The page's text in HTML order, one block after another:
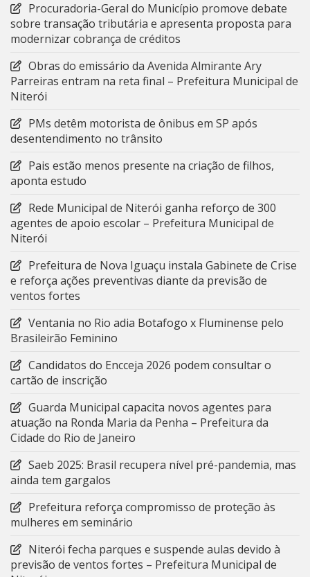
Procuradoria-Geral do Município promove debate
sobre transação tributária e apresenta proposta para
modernizar cobrança de créditos
Obras do emissário da Avenida Almirante Ary
Parreiras entram na reta final – Prefeitura Municipal de
Niterói
PMs detêm motorista de ônibus em SP após
desentendimento no trânsito
Pais estão menos presente na criação de filhos,
aponta estudo
Rede Municipal de Niterói ganha reforço de 300
agentes de apoio escolar – Prefeitura Municipal de
Niterói
Prefeitura de Nova Iguaçu instala Gabinete de Crise
e reforça ações preventivas diante da previsão de
ventos fortes
Ventania no Rio adia Botafogo x Fluminense pelo
Brasileirão Feminino
Candidatos do Encceja 2026 podem consultar o
cartão de inscrição
Guarda Municipal capacita novos agentes para
atuação na Ronda Maria da Penha – Prefeitura da
Cidade do Rio de Janeiro
Saeb 2025: Brasil recupera nível pré-pandemia, mas
ainda tem gargalos
Prefeitura reforça compromisso de proteção às
mulheres em seminário
Niterói fecha parques e suspende aulas devido à
previsão de ventos fortes – Prefeitura Municipal de